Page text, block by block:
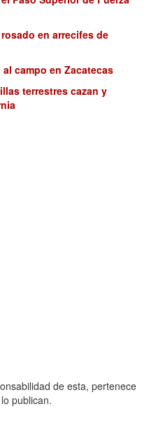
en arrecifes de
campo en Zacatecas
terrestres cazan y
de esta, pertenece
publican.